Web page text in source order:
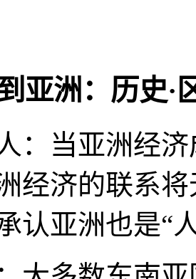
亚洲：历史·
：当亚洲经
经济的联系
认亚洲也是“